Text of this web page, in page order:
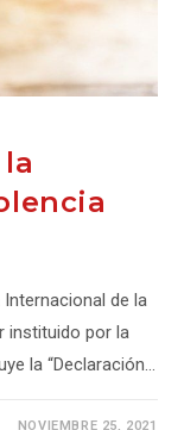
de la
instituido por la
la “Declaración…
NOVIEMBRE 25, 2021